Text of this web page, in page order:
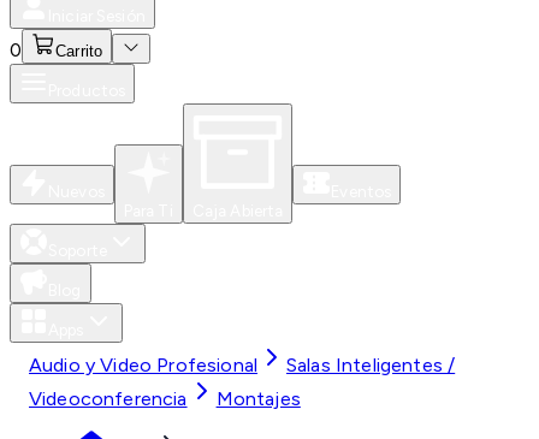
0 Carrito
Audio y Video Profesional
Salas Inteligentes /
Videoconferencia
Montajes